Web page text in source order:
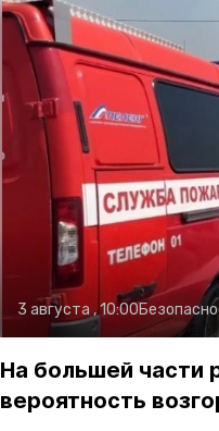
3 августа , 10:00
На большей части
вероятность